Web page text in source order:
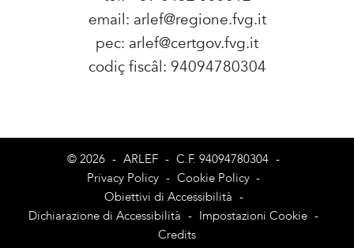
email: arlef@regione.fvg.it
pec: arlef@certgov.fvg.it
codiç fiscâl: 94094780304
© 2026 - ARLEF - C.F. 94094780304 -
Privacy Policy - Cookie Policy -
Obiettivi di Accessibilità -
Dichiarazione di Accessibilità - Impostazioni Cookie -
Credits